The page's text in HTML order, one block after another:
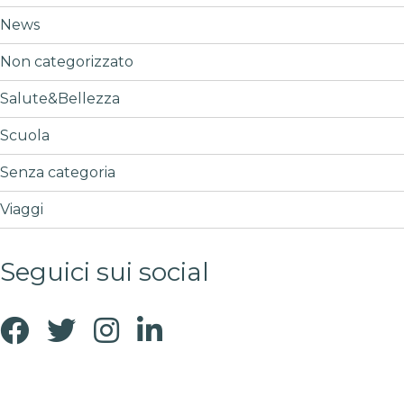
News
Non categorizzato
Salute&Bellezza
Scuola
Senza categoria
Viaggi
Seguici sui social